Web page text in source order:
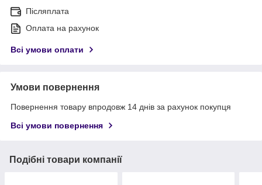
Післяплата
Оплата на рахунок
Всі умови оплати
Умови повернення
Повернення товару впродовж 14 днів за рахунок покупця
Всі умови повернення
Подібні товари компанії